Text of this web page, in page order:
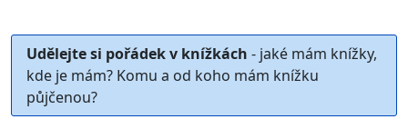
Udělejte si pořádek v knížkách - jaké mám knížky,
kde je mám? Komu a od koho mám knížku
půjčenou?